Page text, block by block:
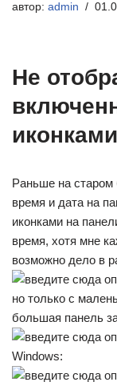
автор: admin
Не
Раньше на
время и дата на
иконками на
время, хотя мне
возможно дело в
но только с
большая панель
Windows: